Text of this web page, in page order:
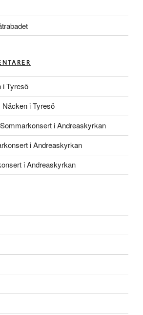
i Tyresö
Näcken i Tyresö
Sommarkonsert i Andreaskyrkan
i Andreaskyrkan
i Andreaskyrkan